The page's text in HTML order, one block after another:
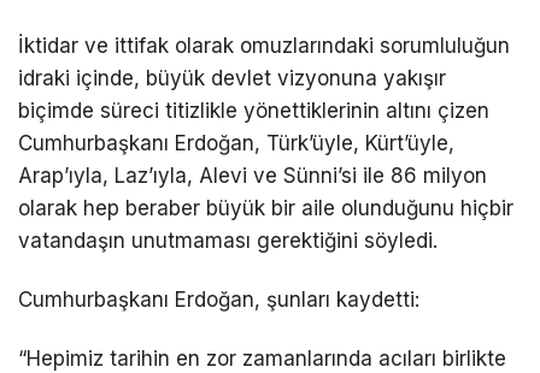
İktidar ve ittifak olarak omuzlarındaki sorumluluğun
idraki içinde, büyük devlet vizyonuna yakışır
biçimde süreci titizlikle yönettiklerinin altını çizen
Cumhurbaşkanı Erdoğan, Türk’üyle, Kürt’üyle,
Arap’ıyla, Laz’ıyla, Alevi ve Sünni’si ile 86 milyon
olarak hep beraber büyük bir aile olunduğunu hiçbir
vatandaşın unutmaması gerektiğini söyledi.
Cumhurbaşkanı Erdoğan, şunları kaydetti:
“Hepimiz tarihin en zor zamanlarında acıları birlikte